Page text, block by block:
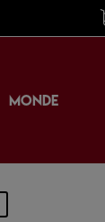
MONDE